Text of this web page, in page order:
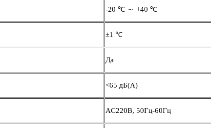
-20 ℃ ～ +40 ℃
±1 ℃
Да
<65 дБ(А)
AC220В, 50Гц-60Гц